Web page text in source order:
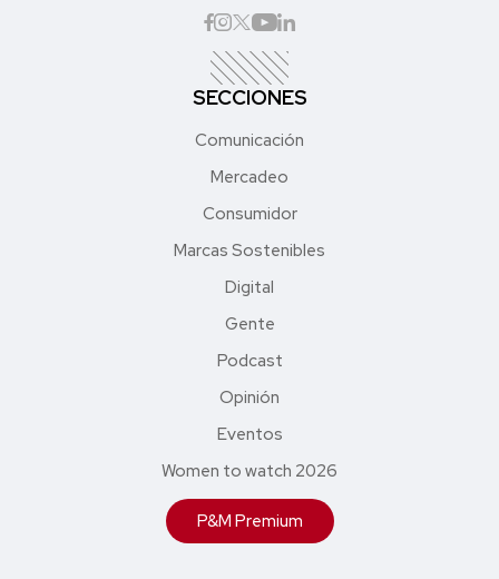
SECCIONES
Comunicación
Mercadeo
Consumidor
Marcas Sostenibles
Digital
Gente
Podcast
Opinión
Eventos
Women to watch 2026
P&M Premium